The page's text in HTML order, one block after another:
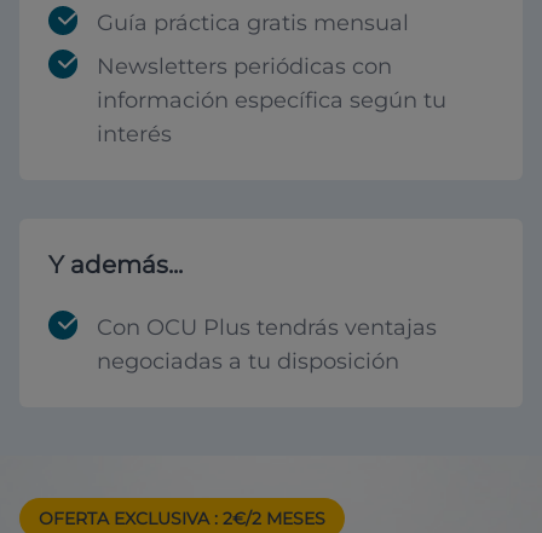
Guía práctica gratis mensual
Newsletters periódicas con
información específica según tu
interés
Y además...
Con OCU Plus tendrás ventajas
negociadas a tu disposición
OFERTA EXCLUSIVA : 2€/2 MESES